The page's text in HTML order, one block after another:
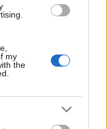
my
the
érte, hogy az
és az
át. Mi a pilot
az tavaly volt.